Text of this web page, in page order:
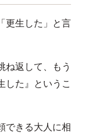
生した」と言
ね返して、もう
した』というこ
できる大人に相